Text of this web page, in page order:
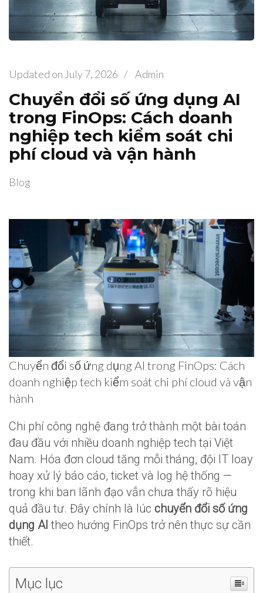
Updated on July 7, 2026 / Admin
Chuyển đổi số ứng dụng AI
trong FinOps: Cách doanh
nghiệp tech kiểm soát chi
phí cloud và vận hành
Blog
Chuyển đổi số ứng dụng AI trong FinOps: Cách
doanh nghiệp tech kiểm soát chi phí cloud và vận
hành
Chi phí công nghệ đang trở thành một bài toán
đau đầu với nhiều doanh nghiệp tech tại Việt
Nam. Hóa đơn cloud tăng mỗi tháng, đội IT loay
hoay xử lý báo cáo, ticket và log hệ thống —
trong khi ban lãnh đạo vẫn chưa thấy rõ hiệu
quả đầu tư. Đây chính là lúc chuyển đổi số ứng
dụng AI theo hướng FinOps trở nên thực sự cần
thiết.
Mục lục